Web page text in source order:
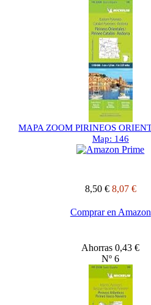
MAPA ZOOM PIRINEOS
Map: 146
8,50 € 8,07 €
Comprar en Amazon
Ahorras 0,43 €
Nº 6